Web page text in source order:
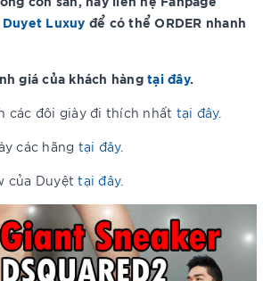
Duyet Luxuy để có thể ORDER nhanh
giá của khách hàng tại đây.
các đôi giày đi thích nhất tại đây.
các hãng tại đây.
của Duyệttại đây.